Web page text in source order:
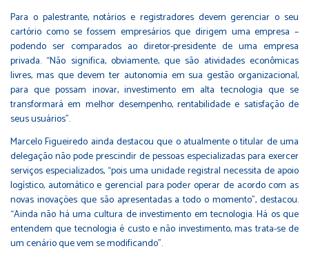
Para o palestrante, notários e registradores devem gerenciar o seu
cartório como se fossem empresários que dirigem uma empresa –
podendo ser comparados ao diretor-presidente de uma empresa
privada. “Não significa, obviamente, que são atividades econômicas
livres, mas que devem ter autonomia em sua gestão organizacional,
para que possam inovar, investimento em alta tecnologia que se
transformará em melhor desempenho, rentabilidade e satisfação de
seus usuários”.
Marcelo Figueiredo ainda destacou que o atualmente o titular de uma
delegação não pode prescindir de pessoas especializadas para exercer
serviços especializados, “pois uma unidade registral necessita de apoio
logístico, automático e gerencial para poder operar de acordo com as
novas inovações que são apresentadas a todo o momento”, destacou.
“Ainda não há uma cultura de investimento em tecnologia. Há os que
entendem que tecnologia é custo e não investimento, mas trata-se de
um cenário que vem se modificando”.